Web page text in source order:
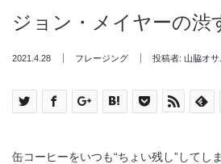
ジョン・メイヤーの渋
2021.4.28 フレージング 投稿者: 山脇オサ
缶コーヒーをいつも“ちょい残し”してし